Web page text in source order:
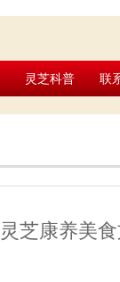
灵芝科普 联
芝康养美